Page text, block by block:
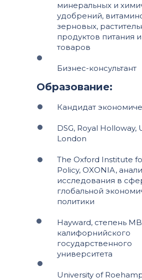
минеральных и
удобрений,
зерновых,
продуктов питания
товаров
Бизнес-консультант
Образование:
Кандидат
DSG, Royal Holloway,
London
The Oxford Institute
Policy, OXONIA,
исследования в
глобальной
политики
Hayward, степень
калифорнийского
государственного
университета
University of